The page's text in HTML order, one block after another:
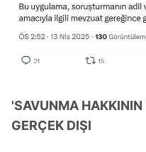
'SAVUNMA
GERÇEK DIŞI